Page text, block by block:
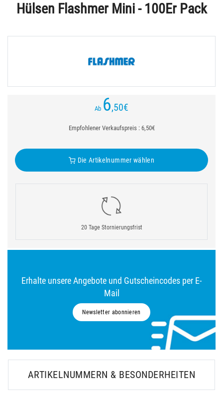
Hülsen Flashmer Mini - 100Er Pack
Ab 6,50€
Empfohlener Verkaufspreis : 6,50€
Die Artikelnummer wählen
20 Tage Stornierungsfrist
Erhalte unsere Angebote und Gutscheincodes per E-
Mail
Newsletter abonnieren
ARTIKELNUMMERN & BESONDERHEITEN